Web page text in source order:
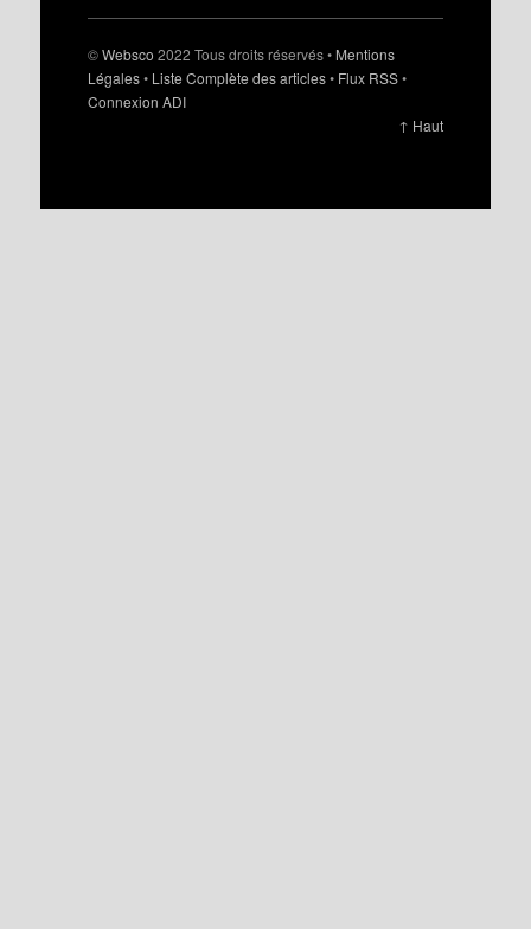
©Websco 2022 Tous droits réservés • Mentions
Légales• Liste Complète des articles• Flux RSS•
Connexion ADI
↑ Haut